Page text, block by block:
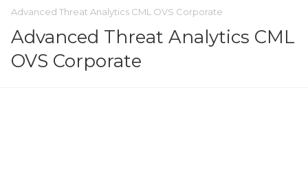
Advanced Threat Analytics CML OVS Corporate
Advanced Threat Analytics CML
OVS Corporate